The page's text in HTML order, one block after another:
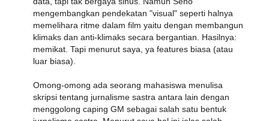
mengembangkan pendekatan "visual" seperti halnya
memelihara ritme dalam film yaitu dengan membangun
klimaks dan anti-klimaks secara bergantian. Hasilnya:
memikat. Tapi menurut saya, ya features biasa (atau
luar biasa).
Omong-omong ada seorang mahasiswa menulisa
skripsi tentang jurnalisme sastra antara lain dengan
menggolong caping GM sebagai salah satu bentuk